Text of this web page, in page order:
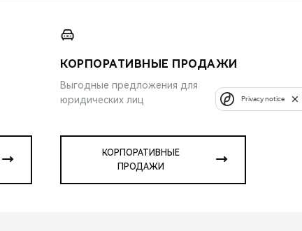
КОРПОРАТИВНЫЕ ПРОДАЖИ
Выгодные предложения для
юридических лиц
КОРПОРАТИВНЫЕ
ПРОДАЖИ
Privacy notice